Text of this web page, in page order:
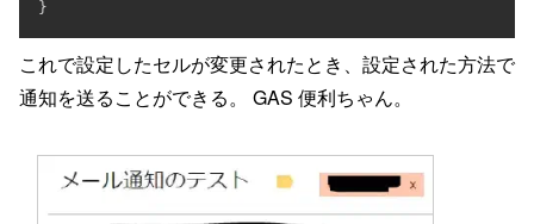
これで設定したセルが変更されたとき、設定された方法で
通知を送ることができる。 GAS 便利ちゃん。